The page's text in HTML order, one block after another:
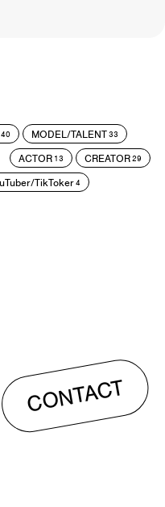
40 MODEL/TALENT33
ACTOR 13 CREATOR29
TikToker4
CONTACT